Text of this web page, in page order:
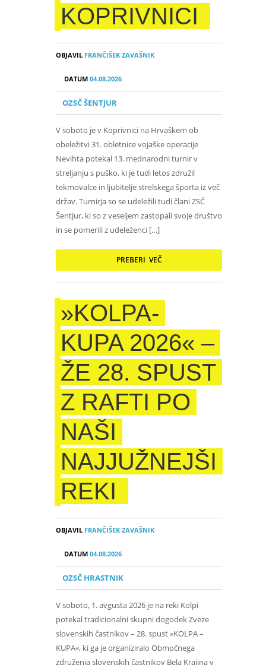
KOPRIVNICI
OBJAVIL FRANČIŠEK ZAVAŠNIK
DATUM 04.08.2026
OZSČ ŠENTJUR
V soboto je v Koprivnici na Hrvaškem ob
obeležitvi 31. obletnice vojaške operacije
Nevihta potekal 13. mednarodni turnir v
streljanju s puško, ki je tudi letos združil
tekmovalce in ljubitelje strelskega športa iz več
držav. Turnirja so se udeležili tudi člani ZSČ
Šentjur, ki so z veseljem zastopali svoje društvo
in se pomerili z udeleženci […]
PREBERI VEČ
»KOLPA-
KUPA 2026« –
ŽE 28. SPUST
Z RAFTI PO
NAŠI
NAJJUŽNEJŠI
REKI
OBJAVIL FRANČIŠEK ZAVAŠNIK
DATUM 04.08.2026
OZSČ HRASTNIK
V soboto, 1. avgusta 2026 je na reki Kolpi
potekal tradicionalni skupni dogodek Zveze
slovenskih častnikov – 28. spust »KOLPA –
KUPA«, ki ga je organiziralo Območnega
združenja slovenskih častnikov Bela Krajina v